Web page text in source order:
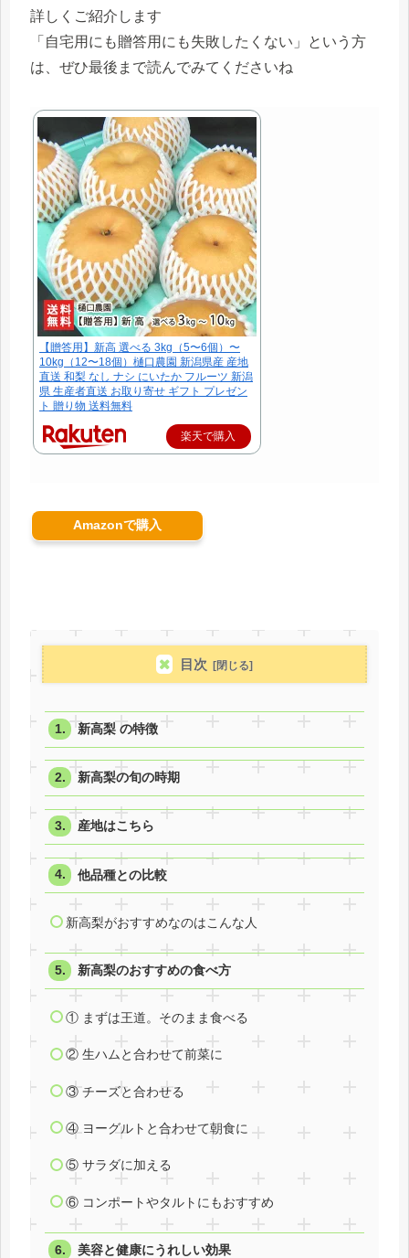
詳しくご紹介します
「自宅用にも贈答用にも失敗したくない」という方
は、ぜひ最後まで読んでみてくださいね
【贈答用】新高 選べる 3kg（5〜6個）〜
10kg（12〜18個）樋口農園 新潟県産 産地
直送 和梨 なし ナシ にいたか フルーツ 新潟
県 生産者直送 お取り寄せ ギフト プレゼン
ト 贈り物 送料無料
楽天で購入
Amazonで購入
目次
新高梨 の特徴
新高梨の旬の時期
産地はこちら
他品種との比較
新高梨がおすすめなのはこんな人
新高梨のおすすめの食べ方
① まずは王道。そのまま食べる
② 生ハムと合わせて前菜に
③ チーズと合わせる
④ ヨーグルトと合わせて朝食に
⑤ サラダに加える
⑥ コンポートやタルトにもおすすめ
美容と健康にうれしい効果